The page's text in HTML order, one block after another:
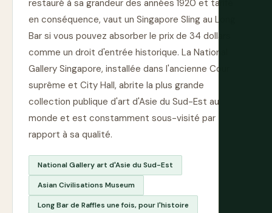
restauré à sa grandeur des années 1920 et tarifé
en conséquence, vaut un Singapore Sling au Long
Bar si vous pouvez absorber le prix de 34 dollars
comme un droit d'entrée historique. La National
Gallery Singapore, installée dans l'ancienne Cour
suprême et City Hall, abrite la plus grande
collection publique d'art d'Asie du Sud-Est au
monde et est constamment sous-visité par
rapport à sa qualité.
National Gallery art d'Asie du Sud-Est
Asian Civilisations Museum
Long Bar de Raffles une fois, pour l'histoire